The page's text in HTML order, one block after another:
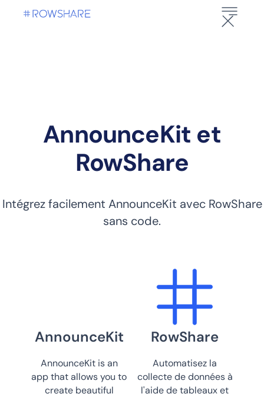
AnnounceKit et
RowShare
Intégrez facilement AnnounceKit avec RowShare
sans code.
AnnounceKit
AnnounceKit is an
app that allows you to
create beautiful
RowShare
Automatisez la
collecte de données à
l'aide de tableaux et